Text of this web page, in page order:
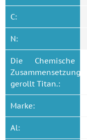
C:
N:
Die Chemische
Zusammensetzung
gerollt Titan.:
Marke:
Al: